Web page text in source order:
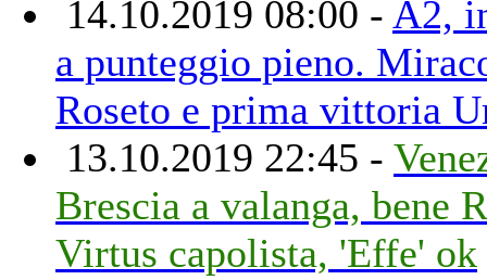
14.10.2019 08:00 - A2,
a punteggio pieno.
Roseto e prima vittoria
13.10.2019 22:45 -
Brescia a valanga, bene
Virtus capolista, 'Effe' ok